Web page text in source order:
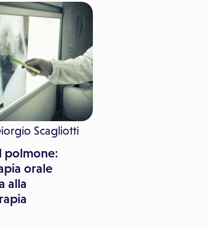
Scagliotti
polmone:
orale
alla